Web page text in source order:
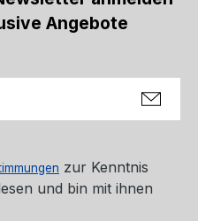
Angebote
zur Kenntnis
und bin mit ihnen